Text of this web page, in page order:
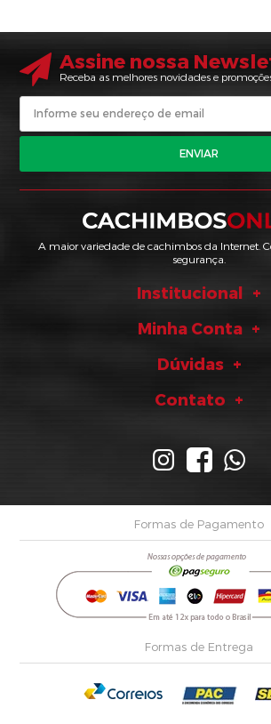
Assine nossa
Receba as melhores novidades e
ENVIAR
A maior variedade de cachimbos da Internet.
segurança.
Institucional
Minha Conta
Dúvidas
Contato
Formas de Pagamento
Formas de Entrega